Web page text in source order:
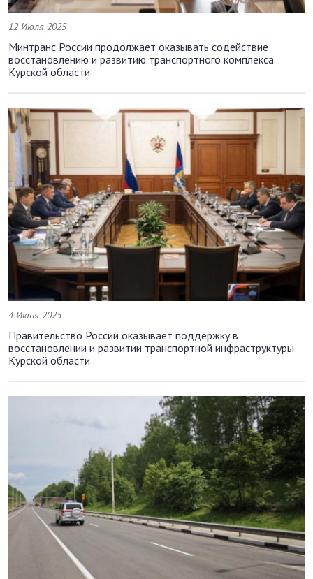
12 Июля 2025
Минтранс России продолжает оказывать содействие
восстановлению и развитию транспортного комплекса
Курской области
4 Июня 2025
Правительство России оказывает поддержку в
восстановлении и развитии транспортной инфраструктуры
Курской области